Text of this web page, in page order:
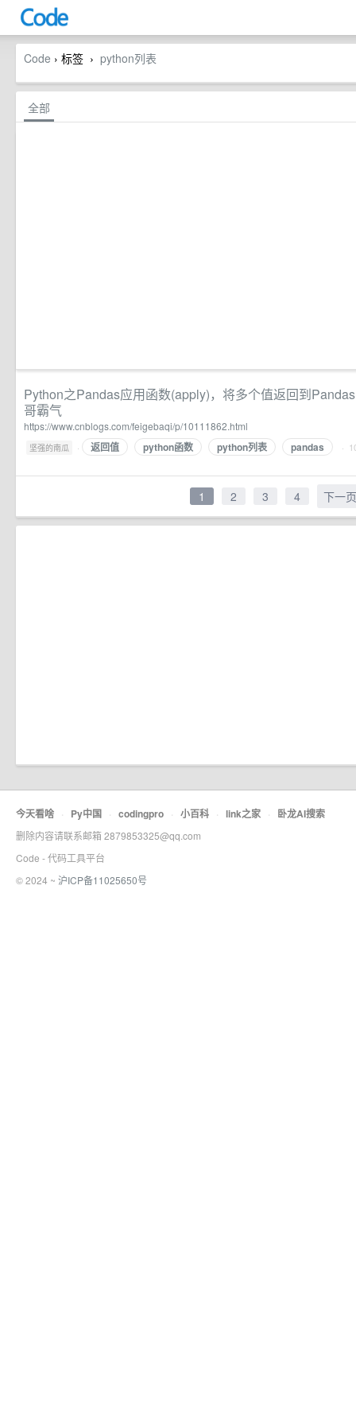
Code › 标签 › python列表
全部
Python之Pandas应用函数(apply)，将多个值返回到
哥霸气
https://www.cnblogs.com/feigebaqi/p/10111862.html
坚强的南瓜 · 返回值 python函数 python列表 pandas ·
1 2 3 4 下一页
今天看啥 · Py中国 · codingpro · 小百科 · link之家 · 卧龙AI搜索
删除内容请联系邮箱 2879853325@qq.com
Code - 代码工具平台
© 2024 ~ 沪ICP备11025650号